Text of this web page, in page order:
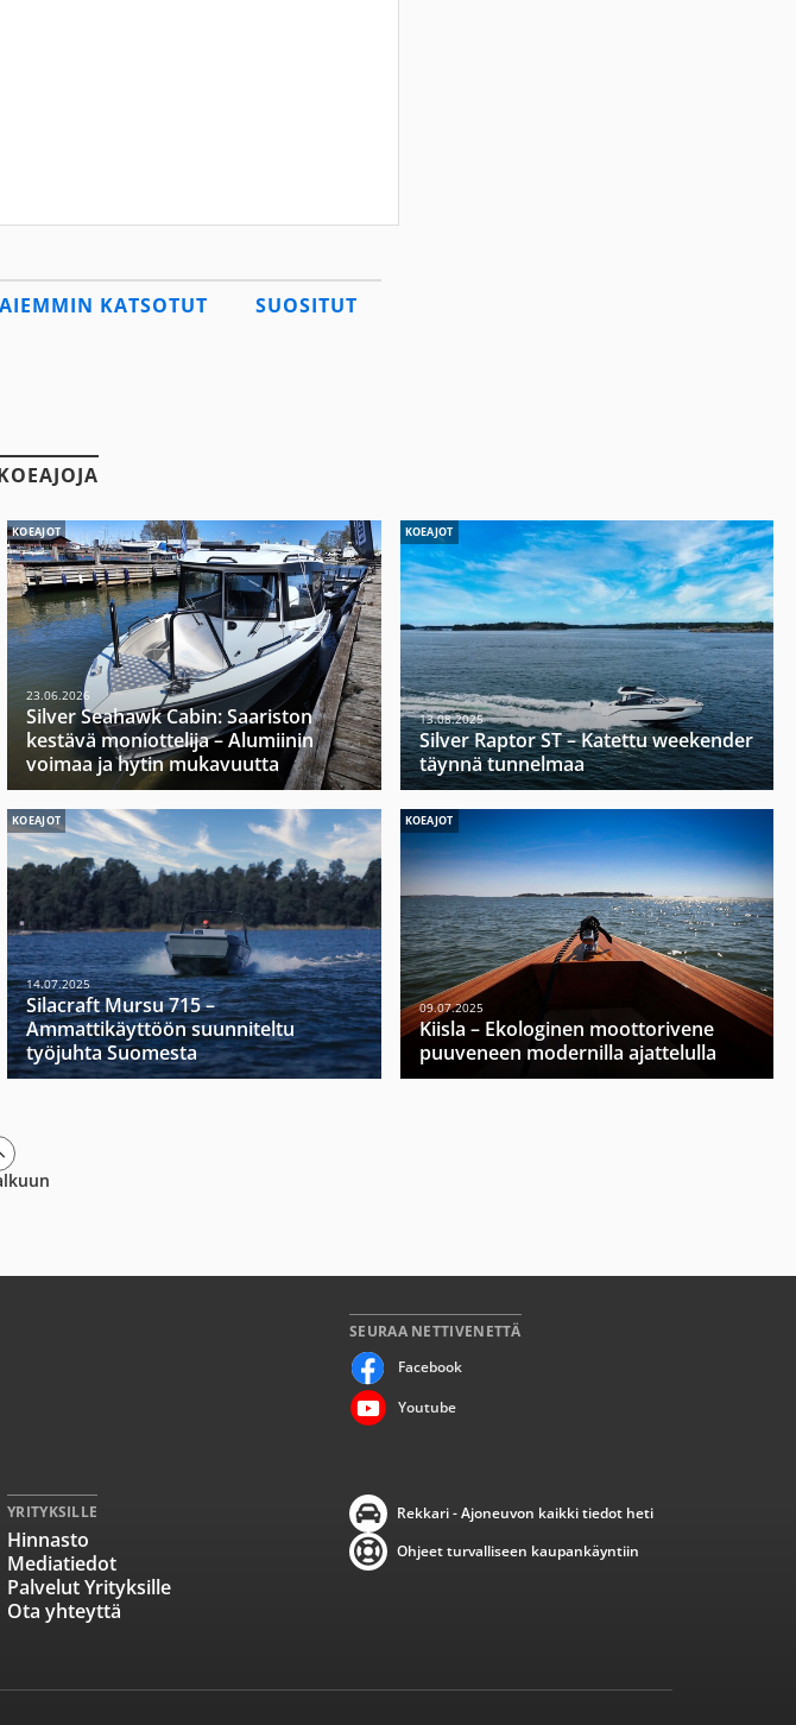
AIEMMIN KATSOTUT SUOSITUT
KOEAJOT
23.06.2026
Silver Seahawk Cabin: Saariston
kestävä moniottelija – Alumiinin
voimaa ja hytin mukavuutta
KOEAJOT
13.08.2025
Silver Raptor ST – Katettu weekender
täynnä tunnelmaa
KOEAJOT
14.07.2025
Silacraft Mursu 715 –
Ammattikäyttöön suunniteltu
työjuhta Suomesta
KOEAJOT
09.07.2025
Kiisla – Ekologinen moottorivene
puuveneen modernilla ajattelulla
SEURAA NETTIVENETTÄ
Facebook
Youtube
YRITYKSILLE
Hinnasto
Mediatiedot
Palvelut Yrityksille
Ota yhteyttä
Rekkari - Ajoneuvon kaikki tiedot heti
Ohjeet turvalliseen kaupankäyntiin